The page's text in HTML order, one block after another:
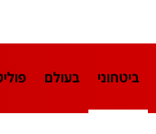
ביטחוני בעולם